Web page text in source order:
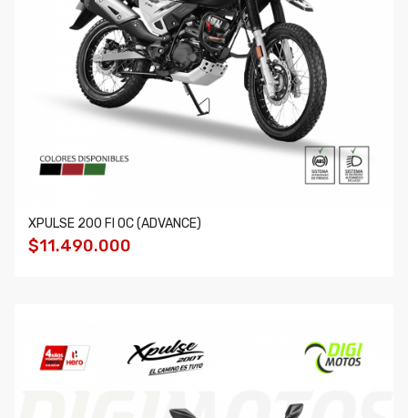
XPULSE 200 FI OC (ADVANCE)
$11.490.000